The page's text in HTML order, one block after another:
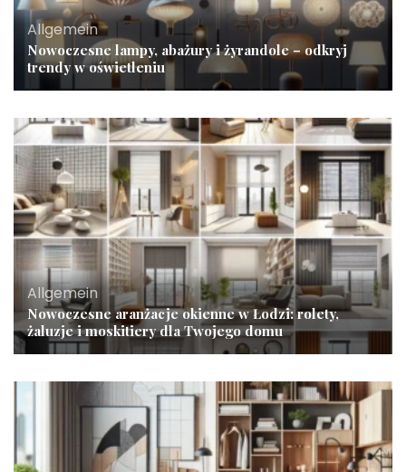
Allgemein
Nowoczesne lampy, abażury i żyrandole – odkryj
trendy w oświetleniu
Allgemein
Nowoczesne aranżacje okienne w Łodzi: rolety,
żaluzje i moskitiery dla Twojego domu